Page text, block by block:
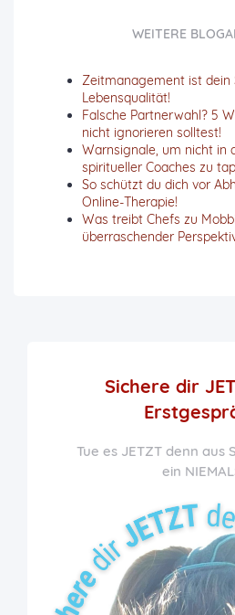
WEITERE
Zeitmanagement ist dein
Lebensqualität!
Falsche Partnerwahl? 5
nicht ignorieren solltest!
Warnsignale, um nicht in
spiritueller Coaches zu
So schützt du dich vor
Online-Therapie!
Was treibt Chefs zu
überraschender
Sichere dir
Tue es JETZT denn aus
ein